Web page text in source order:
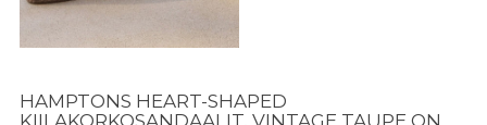
HAMPTONS HEART-SHAPED
KIILAKORKOSANDAALIT, VINTAGE TAUPE ON